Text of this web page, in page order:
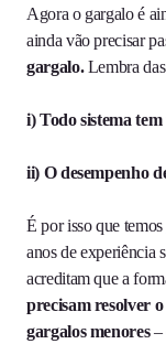
Agora o gargalo é
ainda vão precisar
gargalo.Lembra
i) Todo sistema
ii) O desempenho
É por isso que temos
anos de experiência
acreditam que a
precisam resolver
gargalos menores–